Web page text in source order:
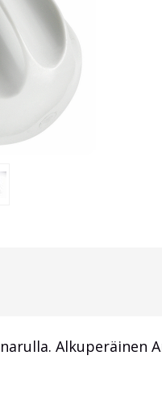
Alkuperäinen